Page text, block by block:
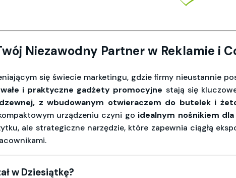
Niezawodny Partner w Reklamie i
się świecie marketingu, gdzie firmy nieustannie
i praktyczne gadżety promocyjne stają się
z wbudowanym otwieraczem do butelek i
urządzeniu czyni go idealnym nośnikiem
ale strategiczne narzędzie, które zapewnia ciągłą
w Dziesiątkę?